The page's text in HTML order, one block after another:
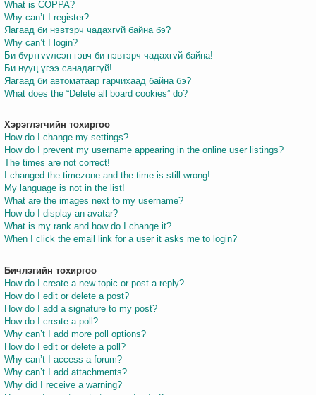
What is COPPA?
Why can’t I register?
Яагаад би нэвтэрч чадахгvй байна бэ?
Why can’t I login?
Би бvртгvvлсэн гэвч би нэвтэрч чадахгvй байна!
Би нууц үгээ санадаггүй!
Яагаад би автоматаар гарчихаад байна бэ?
What does the “Delete all board cookies” do?
Хэрэглэгчийн тохиргоо
How do I change my settings?
How do I prevent my username appearing in the online user listings?
The times are not correct!
I changed the timezone and the time is still wrong!
My language is not in the list!
What are the images next to my username?
How do I display an avatar?
What is my rank and how do I change it?
When I click the email link for a user it asks me to login?
Бичлэгийн тохиргоо
How do I create a new topic or post a reply?
How do I edit or delete a post?
How do I add a signature to my post?
How do I create a poll?
Why can’t I add more poll options?
How do I edit or delete a poll?
Why can’t I access a forum?
Why can’t I add attachments?
Why did I receive a warning?